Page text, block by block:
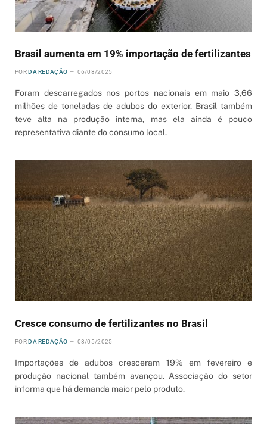
Brasil aumenta em 19% importação de fertilizantes
POR DA REDAÇÃO 06/08/2025
Foram descarregados nos portos nacionais em maio 3,66
milhões de toneladas de adubos do exterior. Brasil também
teve alta na produção interna, mas ela ainda é pouco
representativa diante do consumo local.
Cresce consumo de fertilizantes no Brasil
POR DA REDAÇÃO 08/05/2025
Importações de adubos cresceram 19% em fevereiro e
produção nacional também avançou. Associação do setor
informa que há demanda maior pelo produto.